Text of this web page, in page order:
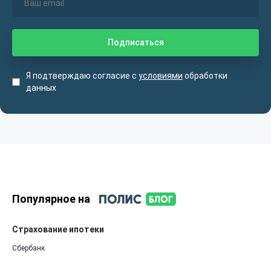
Я подтверждаю согласие с условиями обработки
данных
Популярное на
Страхование ипотеки
Сбербанк